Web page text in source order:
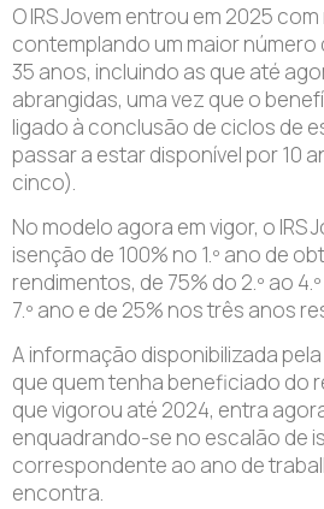
O IRS Jovem entrou em 2025
contemplando um maior
35 anos, incluindo as que até
abrangidas, uma vez que o
ligado à conclusão de ciclos de
passar a estar disponível por 10
cinco).
No modelo agora em vigor, o IRS
isenção de 100% no 1.º ano de
rendimentos, de 75% do 2.º ao
7.º ano e de 25% nos três anos
A informação disponibilizada
que quem tenha beneficiado do
que vigorou até 2024, entra
enquadrando-se no escalão de
correspondente ao ano de
encontra.